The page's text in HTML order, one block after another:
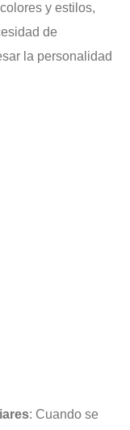
y estilos,
de
la personalidad
: Cuando se